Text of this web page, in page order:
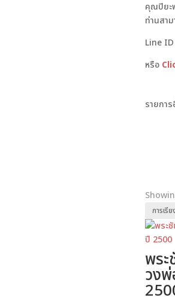
คุณปิยะ
ท่านสา
Line
หรือ
รายกา
พร
วง